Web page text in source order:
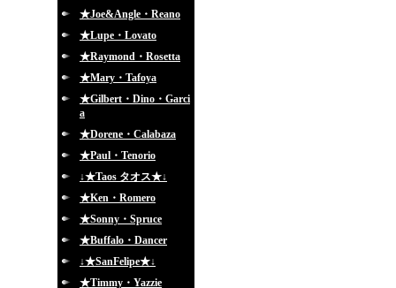
★Joe&Angle・Reano
★Lupe・Lovato
★Raymond・Rosetta
★Mary・Tafoya
★Gilbert・Dino・Garci
a
★Dorene・Calabaza
★Paul・Tenorio
↓★Taos タオス★↓
★Ken・Romero
★Sonny・Spruce
★Buffalo・Dancer
↓★SanFelipe★↓
★Timmy・Yazzie